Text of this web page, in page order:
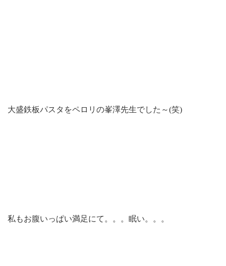
大盛鉄板パスタをペロリの峯澤先生でした～(笑)
私もお腹いっぱい満足にて。。。眠い。。。